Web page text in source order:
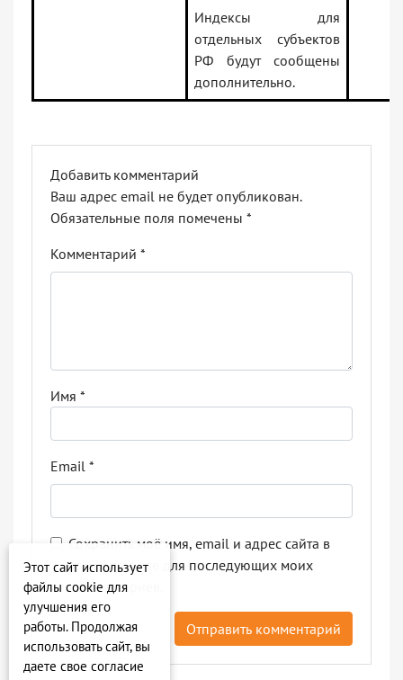
Индексы для
отдельных субъектов
РФ будут сообщены
дополнительно.
Добавить комментарий
Ваш адрес email не будет опубликован.
Обязательные поля помечены *
Комментарий *
Имя *
Email *
Сохранить моё имя, email и адрес сайта в
этом браузере для последующих моих
комментариев.
Этот сайт использует
файлы cookie для
улучшения его
работы. Продолжая
использовать сайт, вы
даете свое согласие